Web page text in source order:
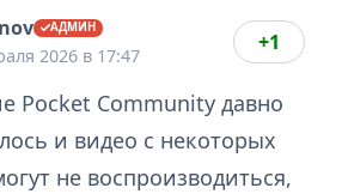
2026 в 17:47
+1
Pocket Community давно
и видео с некоторых
не воспроизводиться,